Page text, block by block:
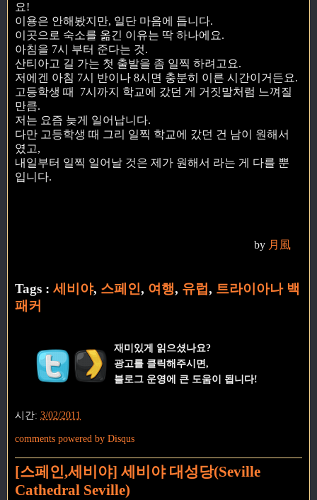
요!
이용은 안해봤지만, 일단 마음에 듭니다.
이곳으로 숙소를 옮긴 이유는 딱 하나에요.
아침을 7시 부터 준다는 것.
산티아고 길 가는 첫 출발을 좀 일찍 하려고요.
저에겐 아침 7시 반이나 8시면 충분히 이른 시간이거든요.
고등학생 때 7시까지 학교에 갔던 게 거짓말처럼 느껴질
만큼.
저는 요즘 늦게 일어납니다.
다만 고등학생 때 그리 일찍 학교에 갔던 건 남이 원해서
였고,
내일부터 일찍 일어날 것은 제가 원해서 라는 게 다를 뿐
입니다.
by 月風
Tags : 세비야, 스페인, 여행, 유럽, 트라이아나 백
패커
재미있게 읽으셨나요?
광고를 클릭해주시면,
블로그 운영에 큰 도움이 됩니다!
시간: 3/02/2011
comments powered by Disqus
[스페인,세비야] 세비야 대성당(Seville
Cathedral Seville)